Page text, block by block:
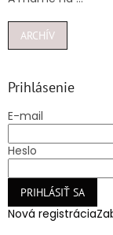
ARCHÍV
Prihlásenie
E-mail
Heslo
PRIHLÁSIŤ SA
Nová registrácia